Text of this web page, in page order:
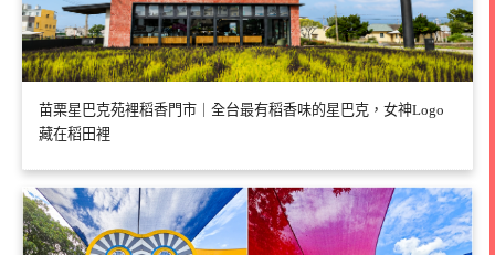
苗栗星巴克苑裡稻香門市｜全台最有稻香味的星巴克，女神Logo
藏在稻田裡